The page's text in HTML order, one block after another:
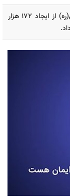
معاون اشتغال و خودکفایی کمیته امداد امام خمینی(ره) از ایجاد ۱۷۲ هزار